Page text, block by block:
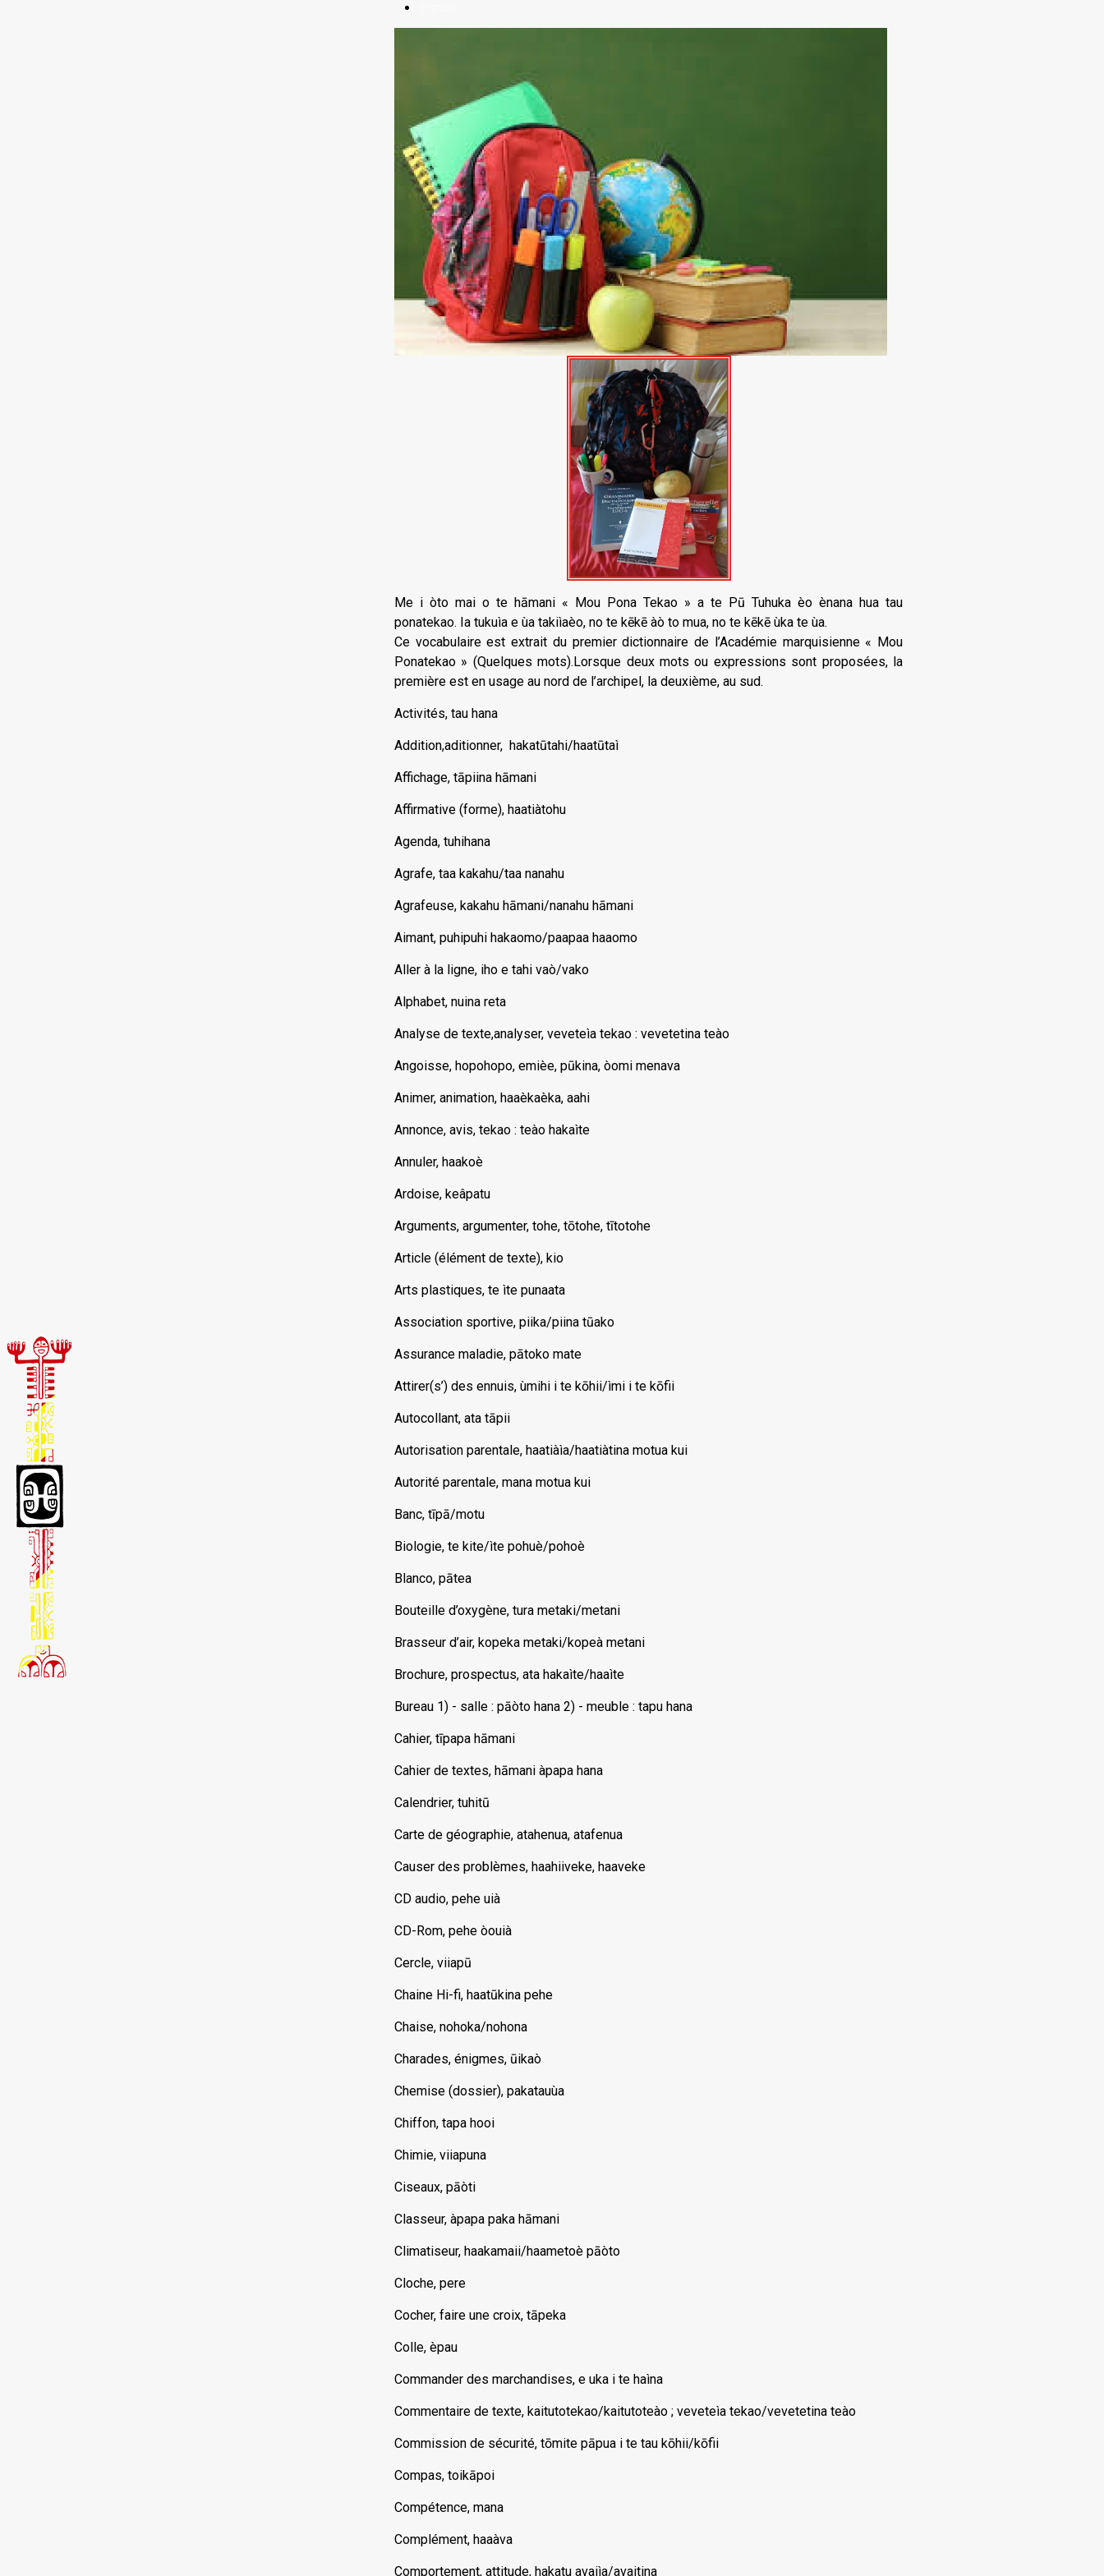
Me i òto mai o te hāmani « Mou Pona Tekao » a te Pū Tuhuka èo ènana hua tau
ponatekao. Ia tukuìa e ùa takiìaèo, no te kēkē àò to mua, no te kēkē ùka te ùa.
Ce vocabulaire est extrait du premier dictionnaire de l’Académie marquisienne « Mou
Ponatekao » (Quelques mots).Lorsque deux mots ou expressions sont proposées, la
première est en usage au nord de l’archipel, la deuxième, au sud.
Activités, tau hana
Addition,aditionner, hakatūtahi/haatūtaì
Affichage, tāpiina hāmani
Affirmative (forme), haatiàtohu
Agenda, tuhihana
Agrafe, taa kakahu/taa nanahu
Agrafeuse, kakahu hāmani/nanahu hāmani
Aimant, puhipuhi hakaomo/paapaa haaomo
Aller à la ligne, iho e tahi vaò/vako
Alphabet, nuina reta
Analyse de texte,analyser, veveteìa tekao : vevetetina teào
Angoisse, hopohopo, emièe, pūkina, òomi menava
Animer, animation, haaèkaèka, aahi
Annonce, avis, tekao : teào hakaìte
Annuler, haakoè
Ardoise, keâpatu
Arguments, argumenter, tohe, tōtohe, tītotohe
Article (élément de texte), kio
Arts plastiques, te ìte punaata
Association sportive, piika/piina tūako
Assurance maladie, pātoko mate
Attirer(s’) des ennuis, ùmihi i te kōhii/ìmi i te kōfii
Autocollant, ata tāpii
Autorisation parentale, haatiàìa/haatiàtina motua kui
Autorité parentale, mana motua kui
Banc, tīpā/motu
Biologie, te kite/ìte pohuè/pohoè
Blanco, pātea
Bouteille d’oxygène, tura metaki/metani
Brasseur d’air, kopeka metaki/kopeà metani
Brochure, prospectus, ata hakaìte/haaìte
Bureau 1) - salle : pāòto hana 2) - meuble : tapu hana
Cahier, tīpapa hāmani
Cahier de textes, hāmani àpapa hana
Calendrier, tuhitū
Carte de géographie, atahenua, atafenua
Causer des problèmes, haahiiveke, haaveke
CD audio, pehe uià
CD-Rom, pehe òouià
Cercle, viiapū
Chaine Hi-fi, haatūkina pehe
Chaise, nohoka/nohona
Charades, énigmes, ūikaò
Chemise (dossier), pakatauùa
Chiffon, tapa hooi
Chimie, viiapuna
Ciseaux, pāòti
Classeur, àpapa paka hāmani
Climatiseur, haakamaii/haametoè pāòto
Cloche, pere
Cocher, faire une croix, tāpeka
Colle, èpau
Commander des marchandises, e uka i te haìna
Commentaire de texte, kaitutotekao/kaitutoteào ; veveteìa tekao/vevetetina teào
Commission de sécurité, tōmite pāpua i te tau kōhii/kōfii
Compas, toikāpoi
Compétence, mana
Complément, haaàva
Comportement, attitude, hakatu avaiìa/avaitina